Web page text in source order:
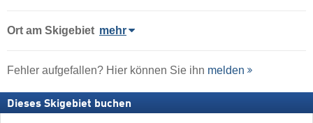
Ort am Skigebiet mehr
Fehler aufgefallen? Hier können Sie ihn melden
Dieses Skigebiet buchen